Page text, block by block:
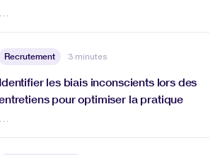
Recrutement 3 minutes
Identifier les biais inconscients lors des
pour optimiser la pratique